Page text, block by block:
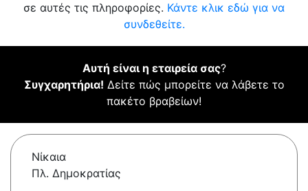
σε αυτές τις πληροφορίες. Κάντε κλικ εδώ για να
συνδεθείτε.
Αυτή είναι η εταιρεία σας?
Συγχαρητήρια! Δείτε πώς μπορείτε να λάβετε το
πακέτο βραβείων!
Νίκαια
Πλ. Δημοκρατίας